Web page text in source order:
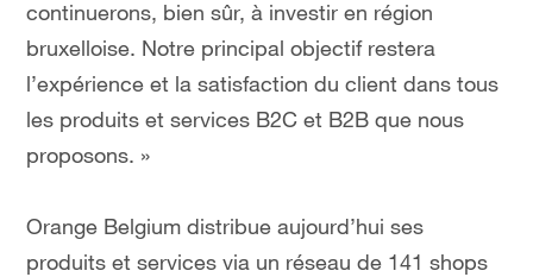
continuerons, bien sûr, à investir en région
bruxelloise. Notre principal objectif restera
l’expérience et la satisfaction du client dans tous
les produits et services B2C et B2B que nous
proposons. »
Orange Belgium distribue aujourd’hui ses
produits et services via un réseau de 141 shops